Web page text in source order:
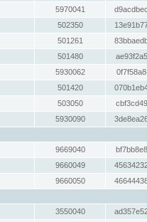
5970041
502350
501261
501480
5930062
501420
503050
5930090
9669040
9660049
9660050
3550040